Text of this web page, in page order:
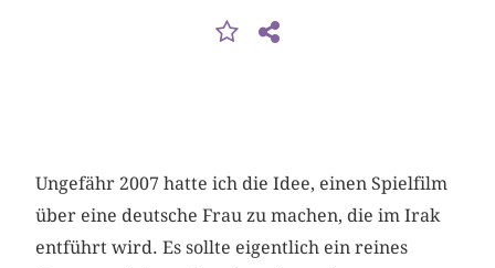
Ungefähr 2007 hatte ich die Idee, einen Spielfilm
über eine deutsche Frau zu machen, die im Irak
entführt wird. Es sollte eigentlich ein reines